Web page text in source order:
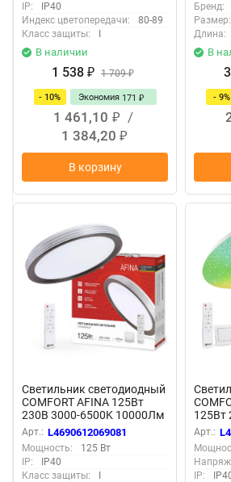
IP:
IP40
Индекс цветопередачи:
80-89
Класс защиты:
В наличии
1 538 ₽ 1 709₽
- 10% Экономия 171 ₽
1 461,10 ₽
/
1 384,20 ₽
В корзину
Бренд:
Размер:
Длина:
В
- 9%
Светильник светодиодный
COMFORT AFINA 125Вт
230В 3000-6500K 10000Лм
500x80мм с пультом ДУ IN
HOME
Арт.: L4690612069081
Мощность:
125 Вт
IP:
IP40
Класс защиты:
I
125Вт
Арт.:
IP: